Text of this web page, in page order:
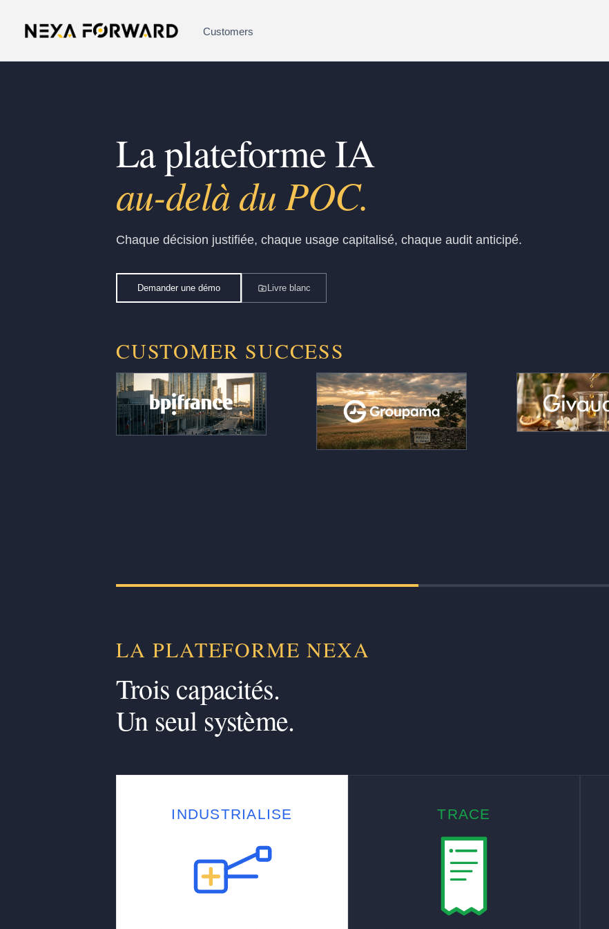
Customers
La plateforme IA
gouvernée par vos experts.
Chaque décision justifiée, chaque usage capitalisé, chaque audit anticipé.
Demander une démo Livre blanc
CUSTOMER SUCCESS
Le contrôle de gestion produit ses
LA PLATEFORME NEXA
Trois capacités.
Un seul système.
INDUSTRIALISE TRACE